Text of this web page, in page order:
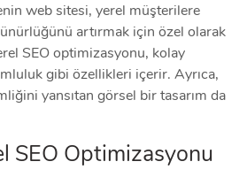
web sitesi, yerel müşterilere
artırmak için özel olarak
SEO optimizasyonu, kolay
gibi özellikleri içerir. Ayrıca,
yansıtan görsel bir tasarım da
SEO Optimizasyonu